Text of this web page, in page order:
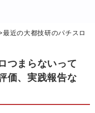
最近の大都技研のパチスロ
つまらないって
価、実践報告な